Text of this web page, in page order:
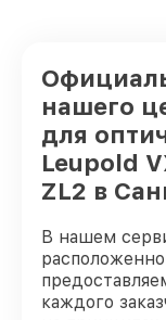
нашего
для
Leupold
ZL2 в
В нашем
каждого